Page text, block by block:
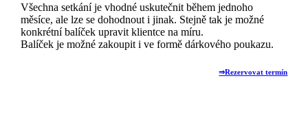
Všechna setkání je vhodné uskutečnit během jednoho
měsíce, ale lze se dohodnout i jinak. Stejně tak je možné
konkrétní balíček upravit klientce na míru.
Balíček je možné zakoupit i ve formě dárkového poukazu.
⇒Rezervovat termín